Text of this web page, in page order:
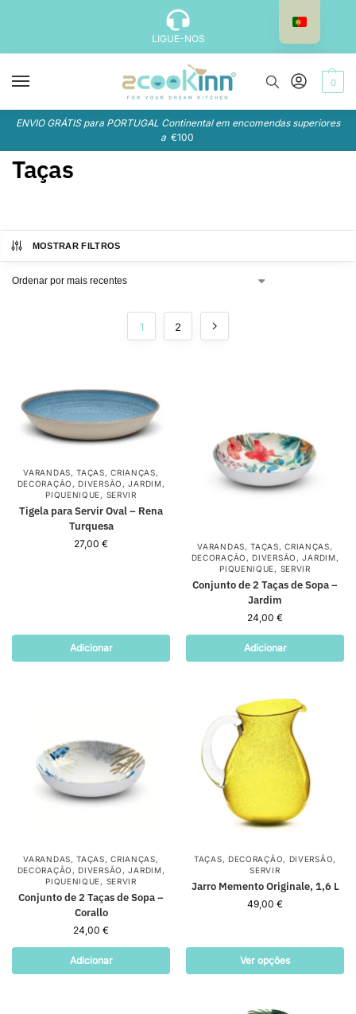
LIGUE-NOS
0
ENVIO GRÁTIS para PORTUGAL Continental em encomendas superiores
a €100
Taças
MOSTRAR FILTROS
1 2
VARANDAS,TAÇAS,CRIANÇAS,
DECORAÇÃO ,DIVERSÃO ,JARDIM,
PIQUENIQUE, SERVIR
Tigela para Servir Oval – Rena
Turquesa
27,00 €
Adicionar
VARANDAS,TAÇAS,CRIANÇAS,
DECORAÇÃO ,DIVERSÃO ,JARDIM,
PIQUENIQUE, SERVIR
Conjunto de 2 Taças de Sopa –
Jardim
24,00 €
Adicionar
VARANDAS,TAÇAS,CRIANÇAS,
DECORAÇÃO ,DIVERSÃO ,JARDIM,
PIQUENIQUE, SERVIR
Conjunto de 2 Taças de Sopa –
Corallo
24,00 €
Adicionar
TAÇAS, DECORAÇÃO, DIVERSÃO,
SERVIR
Jarro Memento Originale, 1,6 L
49,00 €
Ver opções